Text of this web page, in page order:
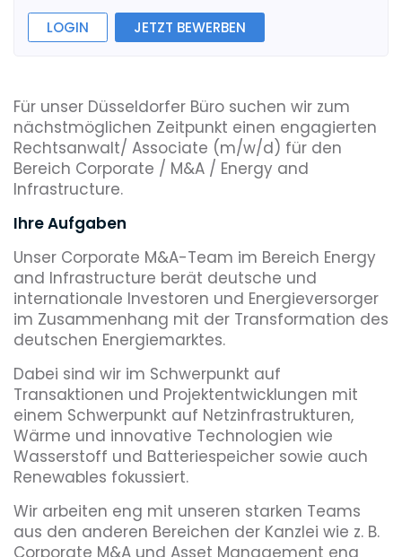
LOGIN JETZT BEWERBEN
Für unser Düsseldorfer Büro suchen wir zum
nächstmöglichen Zeitpunkt einen engagierten
Rechtsanwalt/ Associate (m/w/d) für den
Bereich Corporate / M&A / Energy and
Infrastructure.
Ihre Aufgaben
Unser Corporate M&A-Team im Bereich Energy
and Infrastructure berät deutsche und
internationale Investoren und Energieversorger
im Zusammenhang mit der Transformation des
deutschen Energiemarktes.
Dabei sind wir im Schwerpunkt auf
Transaktionen und Projektentwicklungen mit
einem Schwerpunkt auf Netzinfrastrukturen,
Wärme und innovative Technologien wie
Wasserstoff und Batteriespeicher sowie auch
Renewables fokussiert.
Wir arbeiten eng mit unseren starken Teams
aus den anderen Bereichen der Kanzlei wie z. B.
Corporate M&A und Asset Management eng